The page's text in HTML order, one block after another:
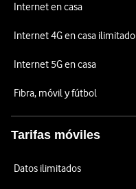
Internet en casa
Internet 4G en casa ilimitado
Internet 5G en casa
Fibra, móvil y fútbol
Tarifas móviles
Datos ilimitados